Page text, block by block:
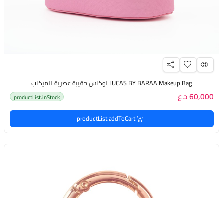
LUCAS BY BARAA Makeup Bag لوكاس حقيبة عصرية للميكاب
60,000 د.ع productList.inStock
productList.addToCart